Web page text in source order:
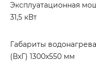
Эксплуатационная
31,5 кВт
Габариты
(ВхГ) 1300х550 мм